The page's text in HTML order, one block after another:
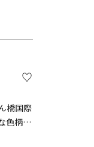
橋国際